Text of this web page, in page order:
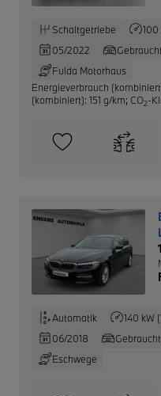
Schaltgetriebe 100
05/2022
Fulda Motorhaus
Energieverbrauch
(kombiniert): 151 g/km; CO2-
Automatik 140 kW
06/2018
Eschwege